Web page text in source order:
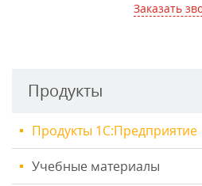
Заказать
Продукты
Продукты 1С:Предприятие
Учебные материалы